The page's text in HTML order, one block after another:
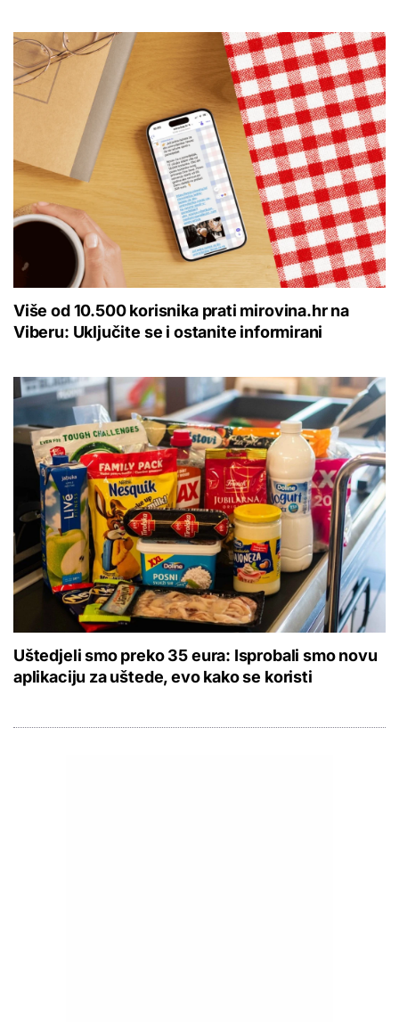
Više od 10.500 korisnika prati mirovina.hr na
Viberu: Uključite se i ostanite informirani
Uštedjeli smo preko 35 eura: Isprobali smo novu
aplikaciju za uštede, evo kako se koristi